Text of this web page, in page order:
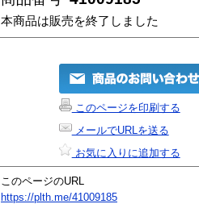
本商品は販売を終了しました
このページを印刷する
メールでURLを送る
お気に入りに追加する
このページのURL
https://plth.me/41009185